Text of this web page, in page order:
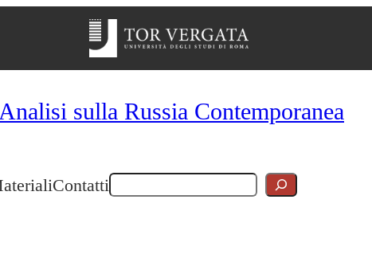
sulla Russia Contemporanea
ContattiCerca